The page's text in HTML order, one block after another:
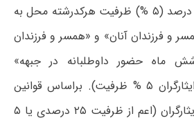
۲۵ % ظرفیت). ۲) پنج درصد (۵ %) ظرفیت هرکدرشته محل به
زیر %۲۵ و همسر و فرزندان آنان» و «همسر و فرزندان
ماه حضور داوطلبانه در جبهه»
اختصاص دارد(سهمیه ایثارگران ۵ % ظرفیت). براساس قوانین
مذکور حد نصاب نمره ایثارگران (اعم از ظرفیت ۲۵ درصدی یا ۵